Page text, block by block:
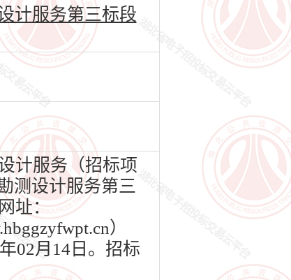
计服务第三标段
计服务（招标项
测设计服务第三
址：
）
02月14日。招标